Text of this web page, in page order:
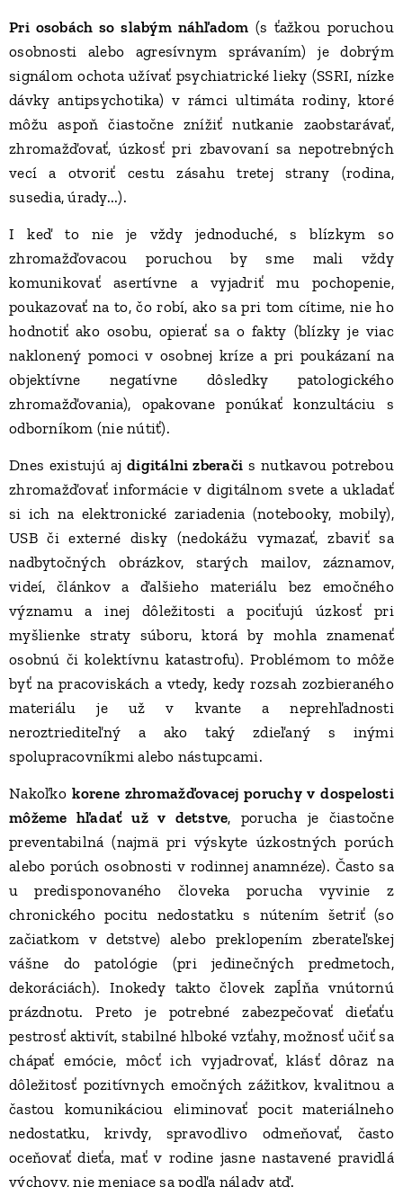
Pri osobách so slabým náhľadom (s ťažkou poruchou
osobnosti alebo agresívnym správaním) je dobrým
signálom ochota užívať psychiatrické lieky (SSRI, nízke
dávky antipsychotika) v rámci ultimáta rodiny, ktoré
môžu aspoň čiastočne znížiť nutkanie zaobstarávať,
zhromažďovať, úzkosť pri zbavovaní sa nepotrebných
vecí a otvoriť cestu zásahu tretej strany (rodina,
susedia, úrady...).
I keď to nie je vždy jednoduché, s blízkym so
zhromažďovacou poruchou by sme mali vždy
komunikovať asertívne a vyjadriť mu pochopenie,
poukazovať na to, čo robí, ako sa pri tom cítime, nie ho
hodnotiť ako osobu, opierať sa o fakty (blízky je viac
naklonený pomoci v osobnej kríze a pri poukázaní na
objektívne negatívne dôsledky patologického
zhromažďovania), opakovane ponúkať konzultáciu s
odborníkom (nie nútiť).
Dnes existujú ajdigitálni zberači s nutkavou potrebou
zhromažďovať informácie v digitálnom svete a ukladať
si ich na elektronické zariadenia (notebooky, mobily),
USB či externé disky (nedokážu vymazať, zbaviť sa
nadbytočných obrázkov, starých mailov, záznamov,
videí, článkov a ďalšieho materiálu bez emočného
významu a inej dôležitosti a pociťujú úzkosť pri
myšlienke straty súboru, ktorá by mohla znamenať
osobnú či kolektívnu katastrofu). Problémom to môže
byť na pracoviskách a vtedy, kedy rozsah zozbieraného
materiálu je už v kvante a neprehľadnosti
neroztriediteľný a ako taký zdieľaný s inými
spolupracovníkmi alebo nástupcami.
Nakoľkokorene zhromažďovacej poruchy v dospelosti
môžeme hľadať už v detstve, porucha je čiastočne
preventabilná (najmä pri výskyte úzkostných porúch
alebo porúch osobnosti v rodinnej anamnéze). Často sa
u predisponovaného človeka porucha vyvinie z
chronického pocitu nedostatku s nútením šetriť (so
začiatkom v detstve) alebo preklopením zberateľskej
vášne do patológie (pri jedinečných predmetoch,
dekoráciách). Inokedy takto človek zapĺňa vnútornú
prázdnotu. Preto je potrebné zabezpečovať dieťaťu
pestrosť aktivít, stabilné hlboké vzťahy, možnosť učiť sa
chápať emócie, môcť ich vyjadrovať, klásť dôraz na
dôležitosť pozitívnych emočných zážitkov, kvalitnou a
častou komunikáciou eliminovať pocit materiálneho
nedostatku, krivdy, spravodlivo odmeňovať, často
oceňovať dieťa, mať v rodine jasne nastavené pravidlá
výchovy, nie meniace sa podľa nálady atď.